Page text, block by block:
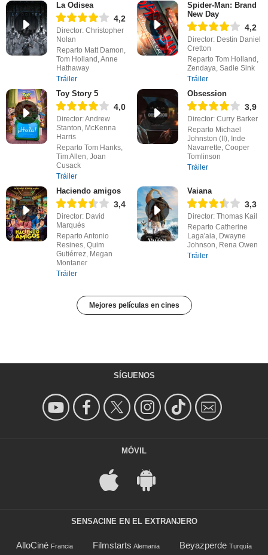
La Odisea
4,2
Director: Christopher
Nolan
Reparto Matt Damon,
Tom Holland, Anne
Hathaway
Tráiler
Spider-Man: Brand
New Day
4,2
Director: Destin Daniel
Cretton
Reparto Tom Holland,
Zendaya, Sadie Sink
Tráiler
Toy Story 5
4,0
Director: Andrew
Stanton, McKenna
Harris
Reparto Tom Hanks,
Tim Allen, Joan
Cusack
Tráiler
Obsession
3,9
Director: Curry Barker
Reparto Michael
Johnston (II), Inde
Navarrette, Cooper
Tomlinson
Tráiler
Haciendo amigos
3,4
Director: David
Marqués
Reparto Antonio
Resines, Quim
Gutiérrez, Megan
Montaner
Tráiler
Vaiana
3,3
Director: Thomas Kail
Reparto Catherine
Laga'aia, Dwayne
Johnson, Rena Owen
Tráiler
Mejores películas en cines
SÍGUENOS
MÓVIL
SENSACINE EN EL EXTRANJERO
AlloCiné Francia Filmstarts Alemania Beyazperde Turquía